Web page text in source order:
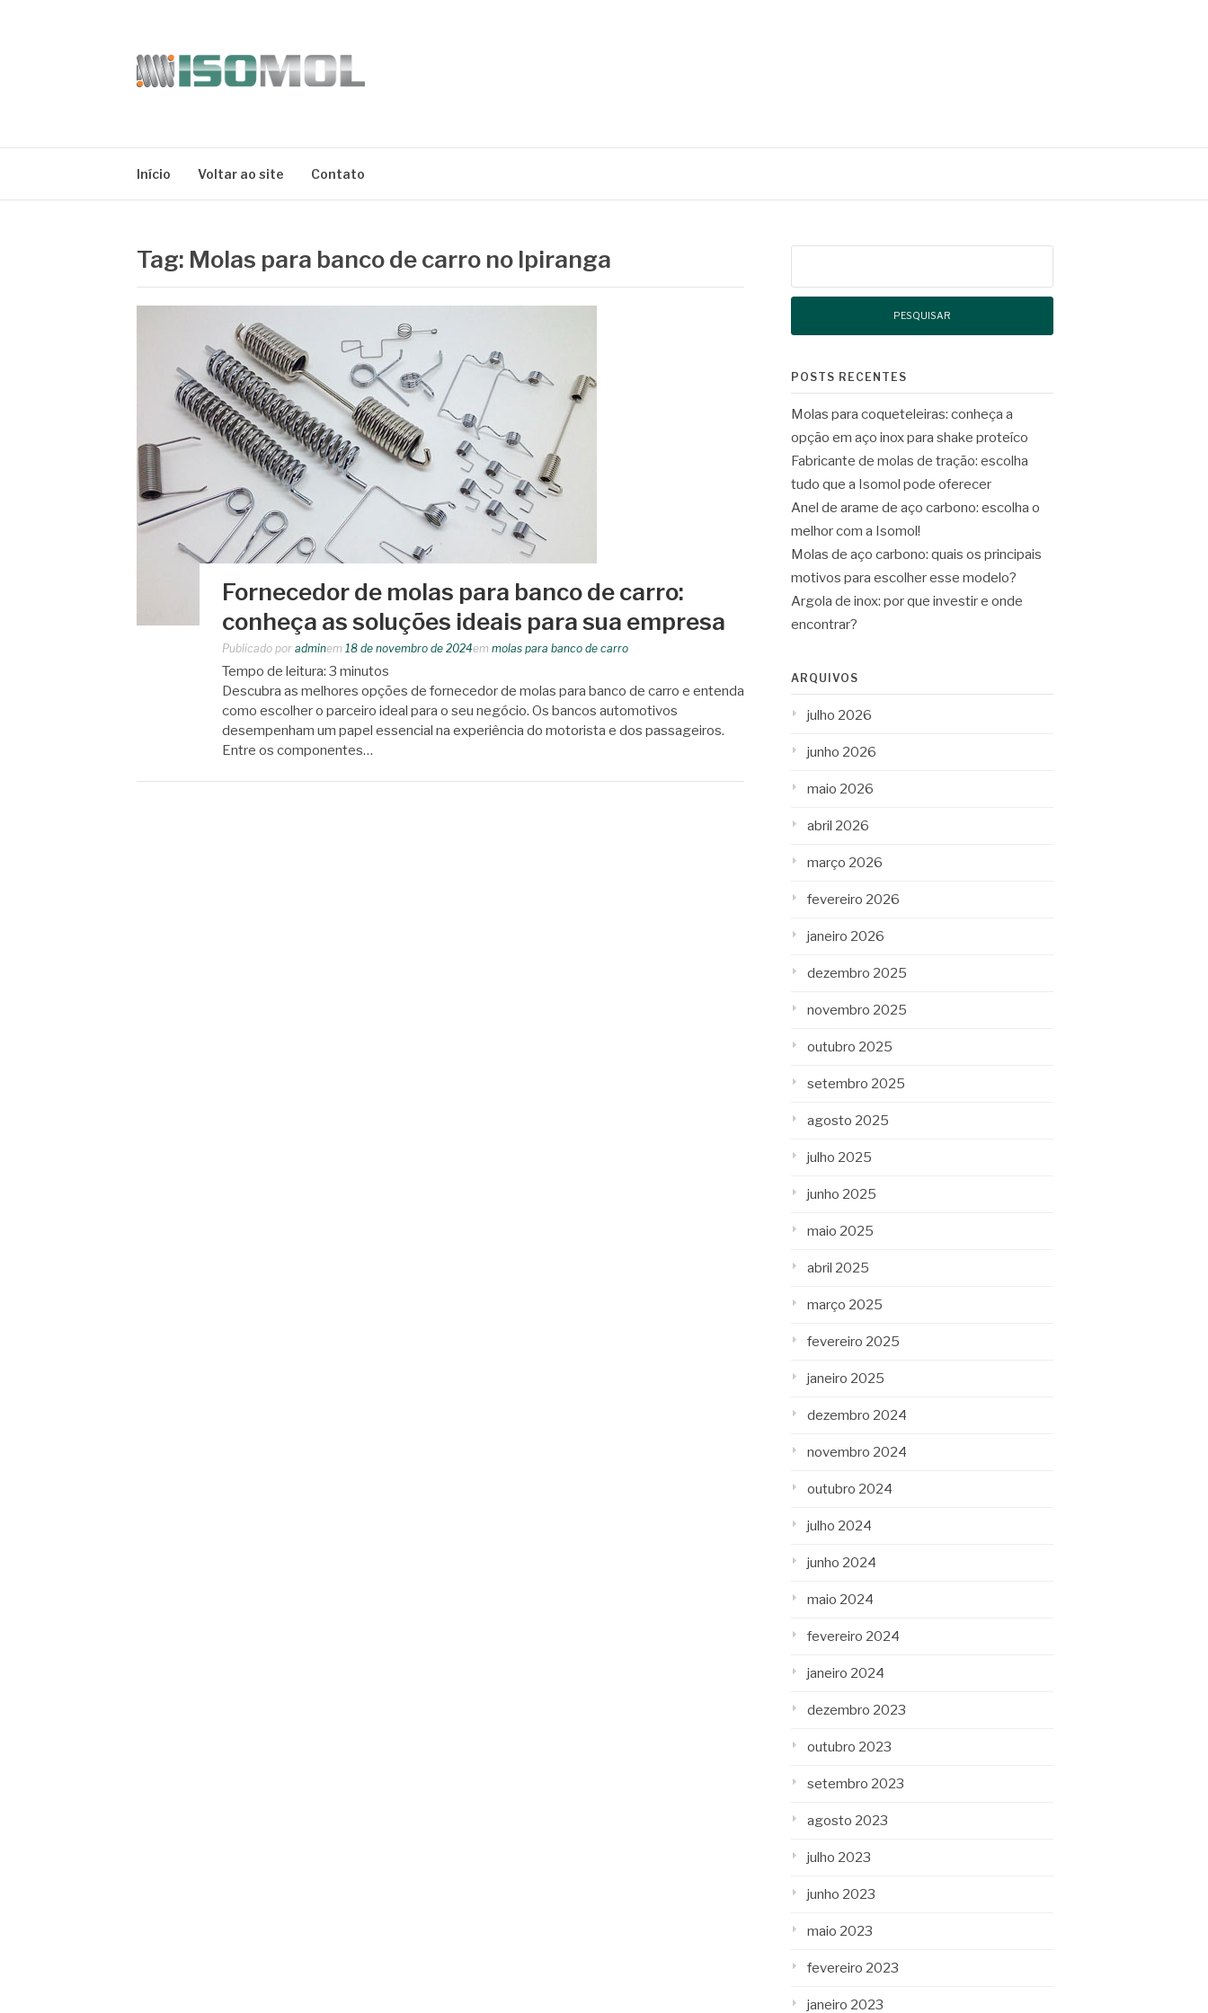
Início Voltar ao site Contato
Tag: Molas para banco de carro no Ipiranga
Fornecedor de molas para banco de carro:
conheça as soluções ideais para sua empresa
Publicado por adminem 18 de novembro de 2024em molas para banco de carro
Tempo de leitura: 3 minutos
Descubra as melhores opções de fornecedor de molas para banco de carro e entenda
como escolher o parceiro ideal para o seu negócio. Os bancos automotivos
desempenham um papel essencial na experiência do motorista e dos passageiros.
Entre os componentes…
POSTS RECENTES
Molas para coqueteleiras: conheça a
opção em aço inox para shake proteíco
Fabricante de molas de tração: escolha
tudo que a Isomol pode oferecer
Anel de arame de aço carbono: escolha o
melhor com a Isomol!
Molas de aço carbono: quais os principais
motivos para escolher esse modelo?
Argola de inox: por que investir e onde
encontrar?
ARQUIVOS
julho 2026
junho 2026
maio 2026
abril 2026
março 2026
fevereiro 2026
janeiro 2026
dezembro 2025
novembro 2025
outubro 2025
setembro 2025
agosto 2025
julho 2025
junho 2025
maio 2025
abril 2025
março 2025
fevereiro 2025
janeiro 2025
dezembro 2024
novembro 2024
outubro 2024
julho 2024
junho 2024
maio 2024
fevereiro 2024
janeiro 2024
dezembro 2023
outubro 2023
setembro 2023
agosto 2023
julho 2023
junho 2023
maio 2023
fevereiro 2023
janeiro 2023